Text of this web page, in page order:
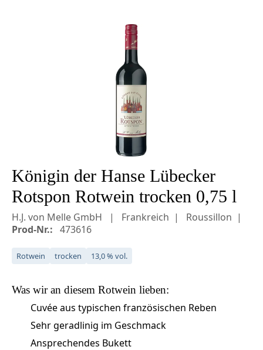
Bildergalerie überspringen
Königin der Hanse Lübecker
Rotspon Rotwein trocken 0,75 l
H.J. von Melle GmbH Frankreich
Roussillon
Prod-Nr.: 473616
Rotwein trocken 13,0 % vol.
Was wir an diesem Rotwein lieben:
Cuvée aus typischen französischen Reben
Sehr geradlinig im Geschmack
Ansprechendes Bukett